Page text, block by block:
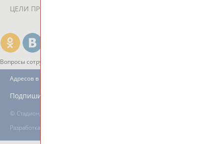
ЦЕЛИ ПРОЕКТА
Вопросы сотрудничества и совместной деятельности
© Стадион, 1998-2026
Разработка и поддержка ООО НАИТ «Стадион»
Адресов в новостной рассылке: 996
Подпишись